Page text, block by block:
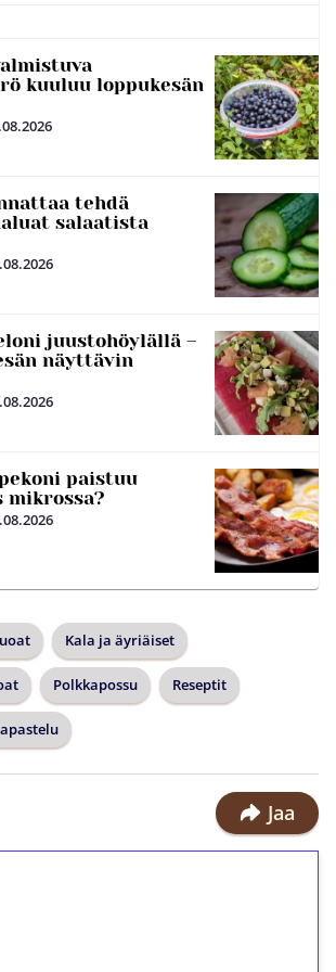
kuuluu loppukesän
tehdä
salaatista
juustohöylällä –
näyttävin
paistuu
mikrossa?
Kala ja äyriäiset
Polkkapossu Reseptit
Jaa